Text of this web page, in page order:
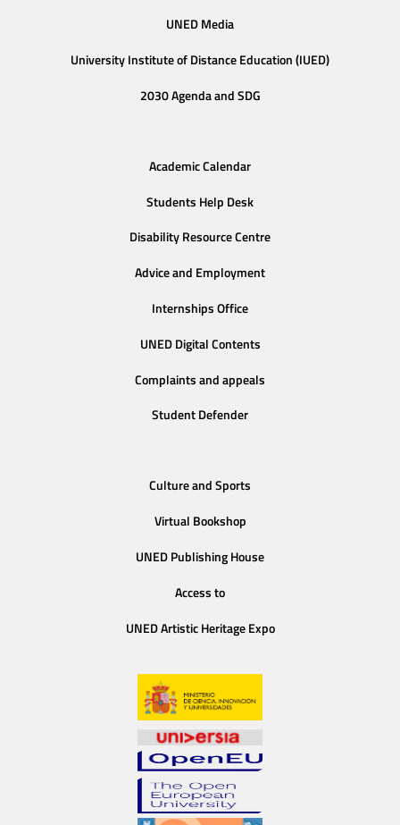
UNED Media
University Institute of Distance Education (IUED)
2030 Agenda and SDG
Academic Calendar
Students Help Desk
Disability Resource Centre
Advice and Employment
Internships Office
UNED Digital Contents
Complaints and appeals
Student Defender
Culture and Sports
Virtual Bookshop
UNED Publishing House
Access to
UNED Artistic Heritage Expo